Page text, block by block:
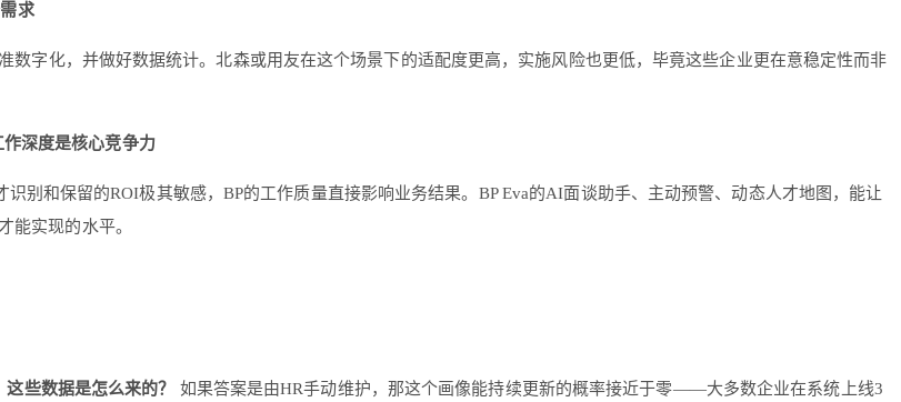
求
字化，并做好数据统计。北森或用友在这个场景下的适配度更高，实施风险也更低，毕竟这些企业更在意稳定性而非
深度是核心竞争力
别和保留的ROI极其敏感，BP的工作质量直接影响业务结果。BP Eva的AI面谈助手、主动预警、动态人才地图，能让
能实现的水平。
这些数据是怎么来的？ 如果答案是由HR手动维护，那这个画像能持续更新的概率接近于零——大多数企业在系统上线3